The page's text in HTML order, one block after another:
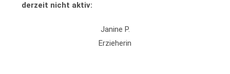
derzeit nicht aktiv:
Janine P.
Erzieherin